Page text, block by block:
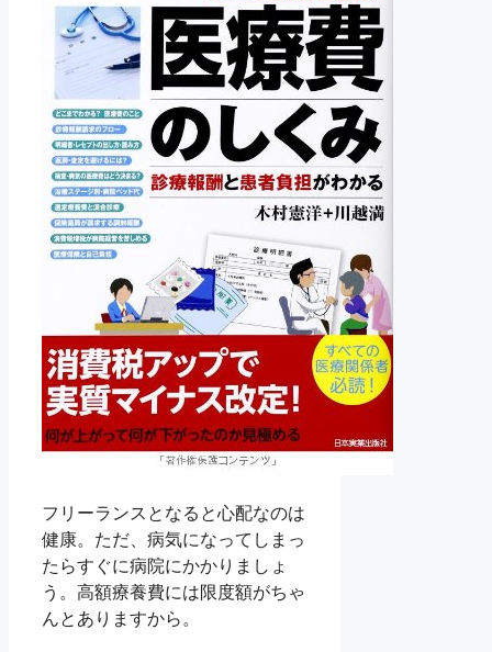
フリーランスとなると心配なのは
健康。ただ、病気になってしまっ
たらすぐに病院にかかりましょ
う。高額療養費には限度額がちゃ
んとありますから。